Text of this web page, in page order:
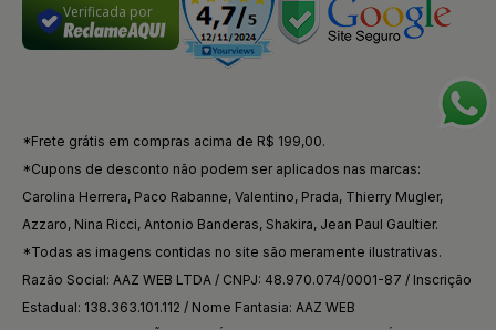
Verificada por
*Frete grátis em compras acima de R$ 199,00.
*Cupons de desconto não podem ser aplicados nas marcas:
Carolina Herrera, Paco Rabanne, Valentino, Prada, Thierry Mugler,
Azzaro, Nina Ricci, Antonio Banderas, Shakira, Jean Paul Gaultier.
*Todas as imagens contidas no site são meramente ilustrativas.
Razão Social: AAZ WEB LTDA / CNPJ: 48.970.074/0001-87 / Inscrição
Estadual: 138.363.101.112 / Nome Fantasia: AAZ WEB